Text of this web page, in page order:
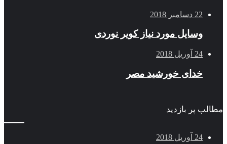
22 دسامبر 2018
وسایل مورد نیاز کویر نوردی
24 آوریل 2018
خدای خورشید مصر
مطالب پر بازدید
24 آوریل 2018